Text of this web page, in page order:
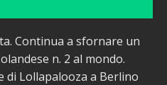
Continua a sfornare un
n. 2 al mondo.
di Lollapalooza a Berlino